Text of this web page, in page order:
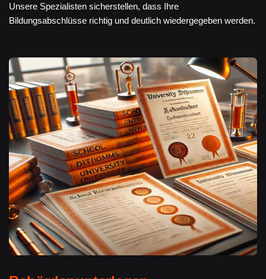
Unsere Spezialisten sicherstellen, dass Ihre
Bildungsabschlüsse richtig und deutlich wiedergegeben werden.